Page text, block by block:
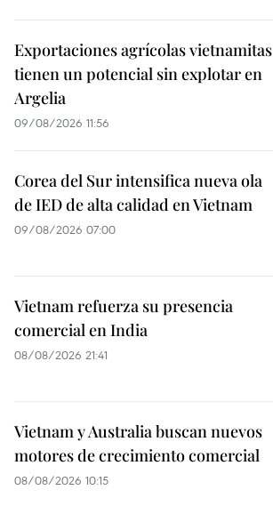
Exportaciones agrícolas vietnamitas
tienen un potencial sin explotar en
Argelia
09/08/2026 11:56
Corea del Sur intensifica nueva ola
de IED de alta calidad en Vietnam
09/08/2026 07:00
Vietnam refuerza su presencia
comercial en India
08/08/2026 21:41
Vietnam y Australia buscan nuevos
motores de crecimiento comercial
08/08/2026 10:15